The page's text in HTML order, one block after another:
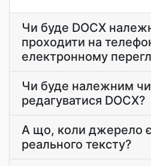
Чи буде DOCX
проходити на
електронному
Чи буде належним
редагуватися DOCX?
А що, коли джерело
реального тексту?